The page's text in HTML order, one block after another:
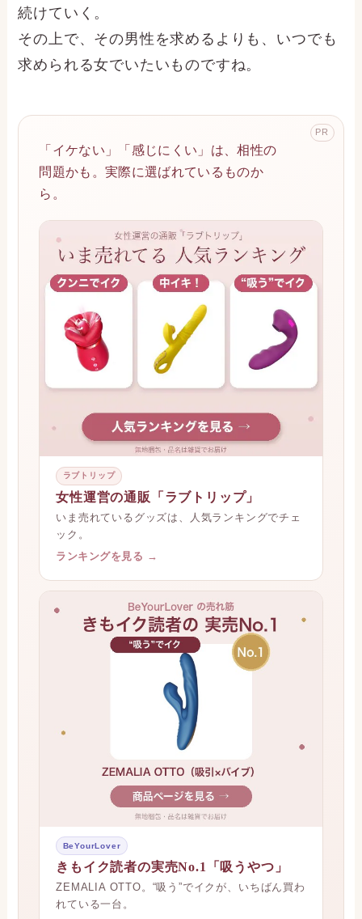
続けていく。
その上で、その男性を求めるよりも、いつでも
求められる女でいたいものですね。
PR
「イケない」「感じにくい」は、相性の
問題かも。実際に選ばれているものか
ら。
ラブトリップ
女性運営の通販「ラブトリップ」
いま売れているグッズは、人気ランキングでチェ
ック。
ランキングを見る →
BeYourLover
きもイク読者の実売No.1「吸うやつ」
ZEMALIA OTTO。“吸う”でイクが、いちばん買わ
れている一台。